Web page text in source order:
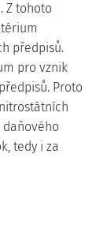
Z tohoto
předpisů.
pro vznik
Proto
daňového
, tedy i za